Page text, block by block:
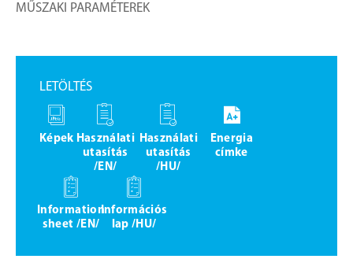
MŰSZAKI PARAMÉTEREK
LETÖLTÉS
Képek Használati
utasítás
/EN/
Használati
utasítás
/HU/
Energia
címke
Information
sheet /EN/
Információs
lap /HU/